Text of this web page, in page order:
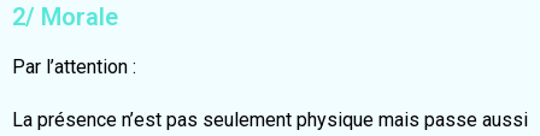
2/ Morale
Par l’attention :
La présence n’est pas seulement physique mais passe aussi